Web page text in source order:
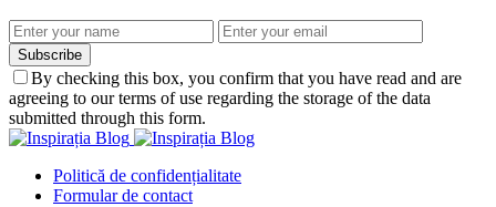
Subscribe
By checking this box, you confirm that you have read and are
agreeing to our terms of use regarding the storage of the data
submitted through this form.
Politică de confidențialitate
Formular de contact